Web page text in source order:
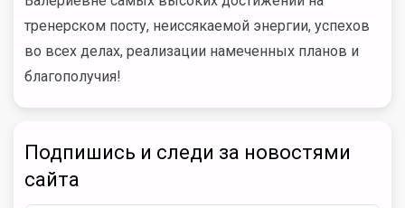
тренерском посту, неиссякаемой энергии, успехов
во всех делах, реализации намеченных планов и
благополучия!
Подпишись и следи за новостями
сайта